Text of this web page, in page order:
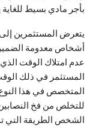
بأجر مادي بسيط للغاية
يتعرض المستثمرين
أشخاص معدومة
عدم امتلاك الوقت
المستثمر في ذلك
المتخصص في هذا النوع
للتخلص من فخ
الشخص الطريقة التي